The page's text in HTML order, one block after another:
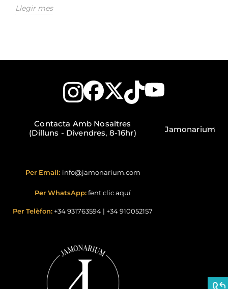
Llegir mes
Contacta Amb Nosaltres
(Dilluns - Divendres, 8-16hr)
Per Email: info@jamonarium.com
Per WhatsApp:fent clic aquí
Per Telèfon: +34 931763594 | +34 910052157
Jamonarium